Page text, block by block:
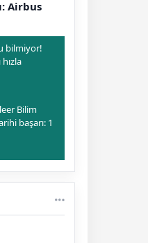
Airbus
bilmiyor!
hızla
Bilim
başarı: 1